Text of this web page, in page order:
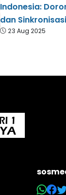
Indonesia:
dan
23 Aug 2025